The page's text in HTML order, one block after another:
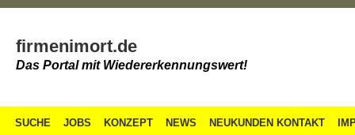
firmenimort.de
Das Portal mit Wiedererkennungswert!
SUCHE JOBS KONZEPT NEWS NEUKUNDEN KONTAKT